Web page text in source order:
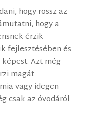
hogy rossz az
hogy a
érzik
fejlesztésében és
Azt még
magát
vagy idegen
csak az óvodáról